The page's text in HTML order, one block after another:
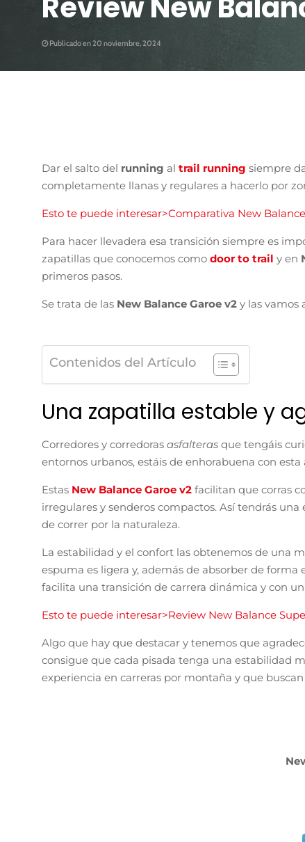
Publicado en 20 noviembre, 2024
Dar el salto del running al trail running siempre
completamente llanas y regulares a hacerlo por
Esto te puede interesar>Comparativa New Balance
Para hacer llevadera esa transición siempre es
zapatillas que conocemos como door to trail y en
primeros pasos.
Se trata de las New Balance Garoe v2 y las vamos
Contenidos del Artículo
Una zapatilla estable y
Corredores y corredoras asfalteras que tengáis
entornos urbanos, estáis de enhorabuena con
Estas New Balance Garoe v2 facilitan que corras
irregulares y senderos compactos. Así tendrás
de correr por la naturaleza.
La estabilidad y el confort las obtenemos de una
espuma es ligera y, además de absorber de
facilita una transición de carrera dinámica y con
Esto te puede interesar>Review New Balance
Algo que hay que destacar y tenemos que
consigue que cada pisada tenga una estabilidad
experiencia en carreras por montaña y que